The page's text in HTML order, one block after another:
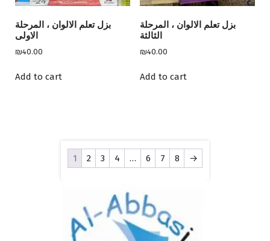
بزل تعلم الالوان ، المرحلة
الاولى
₪40.00
Add to cart
بزل تعلم الالوان ، المرحلة
الثالثة
₪40.00
Add to cart
1 2 3 4 … 6 7 8 →